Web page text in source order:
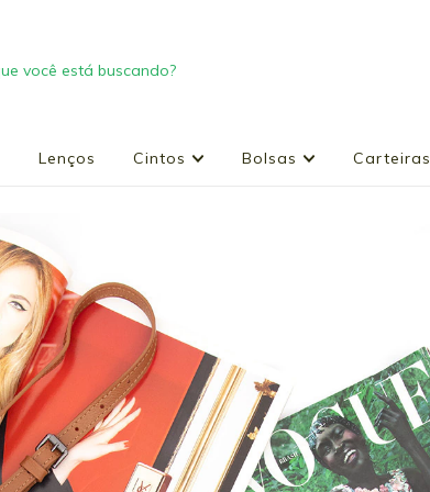
Lenços Cintos Bolsas Carteiras